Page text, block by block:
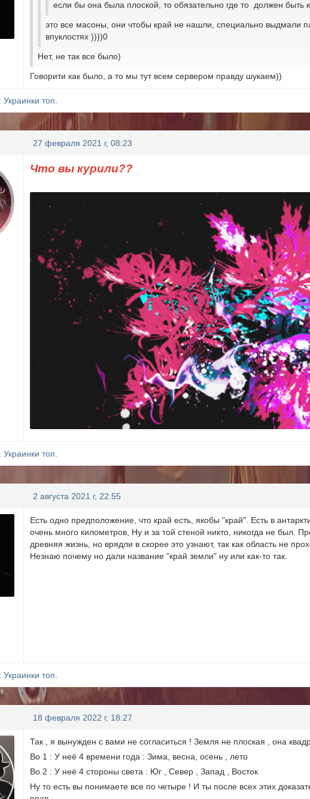
если бы она была плоской, то обязательно где то должен быть
это все масоны, они чтобы край не нашли, специально выдмали
впуклостях ))))0
Нет, не так все было)
Говорити как было, а то мы тут всем сервером правду шукаем))
Украинки топ.
27 февраля 2021 г, 08:23
Что вы курили??
Украинки топ.
2 августа 2021 г, 22:55
Есть одно предположение, что край есть, якобы "край". Есть в
очень много километров, Ну и за той стеной никто, никогда не был.
древняя жизнь, но врядли в скорее это узнают, так как область не
Незнаю почему но дали название "край земли" ну или как-то так.
Украинки топ.
18 февраля 2022 г, 18:27
Так , я вынужден с вами не согласиться ! Земля не плоская , она
Во 1 : У неё 4 времени года : Зима, весна, осень , лето
Во 2 : У неё 4 стороны света : Юг , Север , Запад , Восток
Ну то есть вы понимаете все по четыре ! И ты после всех этих